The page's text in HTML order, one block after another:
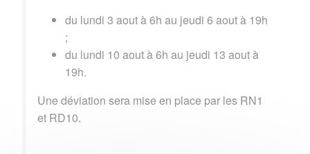
du lundi 3 aout à 6h au jeudi 6 aout à 19h
;
du lundi 10 aout à 6h au jeudi 13 aout à
19h.
Une déviation sera mise en place par les RN1
et RD10.